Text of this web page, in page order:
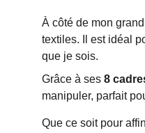
À côté de mon
textiles. Il est idéal
que je sois.
Grâce à ses 8
manipuler, parfait
Que ce soit pour